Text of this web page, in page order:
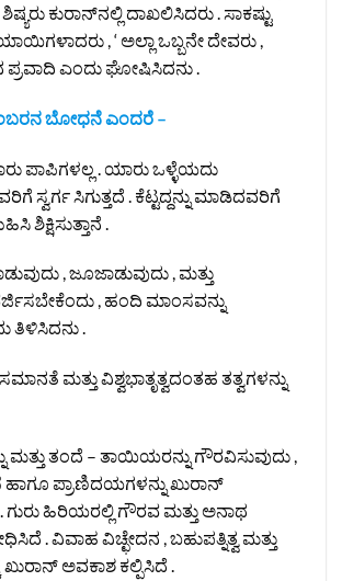
ಕುರಾನ್‌ನಲ್ಲಿ ದಾಖಲಿಸಿದರು . ಸಾಕಷ್ಟು
, ‘ ಅಲ್ಲಾ ಒಬ್ಬನೇ ದೇವರು ,
ಎಂದು ಘೋಷಿಸಿದನು .
ಬೋಧನೆ ಎಂದರೆ –
ಪಾಪಿಗಳಲ್ಲ . ಯಾರು ಒಳ್ಳೆಯದು
ಸ್ವರ್ಗ ಸಿಗುತ್ತದೆ . ಕೆಟ್ಟದ್ದನ್ನು ಮಾಡಿದವರಿಗೆ
ಶಿಕ್ಷಿಸುತ್ತಾನೆ .
, ಜೂಜಾಡುವುದು , ಮತ್ತು
, ಹಂದಿ ಮಾಂಸವನ್ನು
ತಿಳಿಸಿದನು .
ಮತ್ತು ವಿಶ್ವಭಾತೃತ್ವದಂತಹ ತತ್ವಗಳನ್ನು
ತಂದೆ – ತಾಯಿಯರನ್ನು ಗೌರವಿಸುವುದು ,
ಹಾಗೂ ಪ್ರಾಣಿದಯಗಳನ್ನು ಖುರಾನ್
ಗುರು ಹಿರಿಯರಲ್ಲಿ ಗೌರವ ಮತ್ತು ಅನಾಥ
. ವಿವಾಹ ವಿಚ್ಛೇದನ , ಬಹುಪತ್ನಿತ್ವ ಮತ್ತು
ಅವಕಾಶ ಕಲ್ಪಿಸಿದೆ .